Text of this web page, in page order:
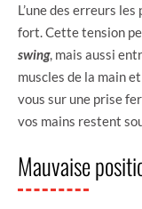
L’une des erreurs
fort. Cette tension
swing, mais aussi
muscles de la main
vous sur une prise
vos mains restent
Mauvaise